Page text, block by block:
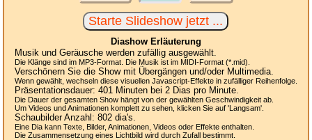
Diashow Erläuterung
Musik und Geräusche werden zufällig ausgewählt.
Die Klänge sind im MP3-Format. Die Musik ist im MIDI-Format (*.mid).
Verschönern Sie die Show mit Übergängen und/oder Multimedia.
Wenn gewählt, wechseln diese visuellen Javascript-Effekte in zufälliger Reihenfolge.
Präsentationsdauer: 401 Minuten bei 2 Dias pro Minute.
Die Dauer der gesamten Show hängt von der gewählten Geschwindigkeit ab.
Um Videos und Animationen komplett zu sehen, klicken Sie auf 'Langsam'.
Schaubilder Anzahl: 802dia's.
Eine Dia kann Texte, Bilder, Animationen, Videos oder Effekte enthalten.
Die Zusammensetzung eines Lichtbild wird durch Zufall bestimmt.